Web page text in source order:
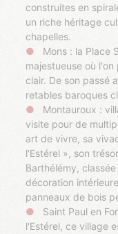
construites en
un riche héritage
chapelles.
Mons : la Place
majestueuse où
clair. De son passé
retables baroques
Montauroux :
visite pour de
art de vivre, sa
l'Estérel », son
Barthélémy,
décoration
panneaux de bois
Saint Paul en
l'Estérel, ce village